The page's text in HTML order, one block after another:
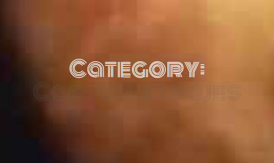
Category:
Cortometrajes